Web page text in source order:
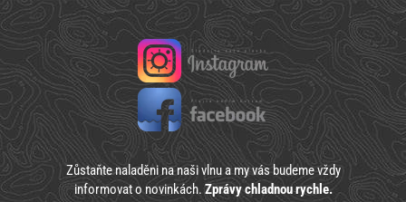
Zůstaňte naladěni na naši vlnu a my vás budeme vždy
informovat o novinkách.Zprávy chladnou rychle.